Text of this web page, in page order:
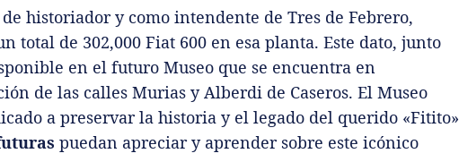
historiador y como intendente de Tres de Febrero,
total de 302,000 Fiat 600 en esa planta. Este dato, junto
en el futuro Museo que se encuentra en
de las calles Murias y Alberdi de Caseros. El Museo
a preservar la historia y el legado del querido «Fitito»
puedan apreciar y aprender sobre este icónico